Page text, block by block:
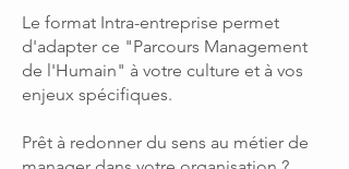
Le format Intra-entreprise permet
d'adapter ce "Parcours Management
de l'Humain" à votre culture et à vos
enjeux spécifiques.
Prêt à redonner du sens au métier de